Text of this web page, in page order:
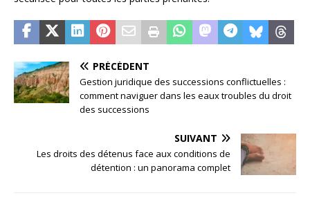
PRÉCÉDENT
Gestion juridique des successions conflictuelles :
comment naviguer dans les eaux troubles du droit
des successions
SUIVANT
Les droits des détenus face aux conditions de
détention : un panorama complet